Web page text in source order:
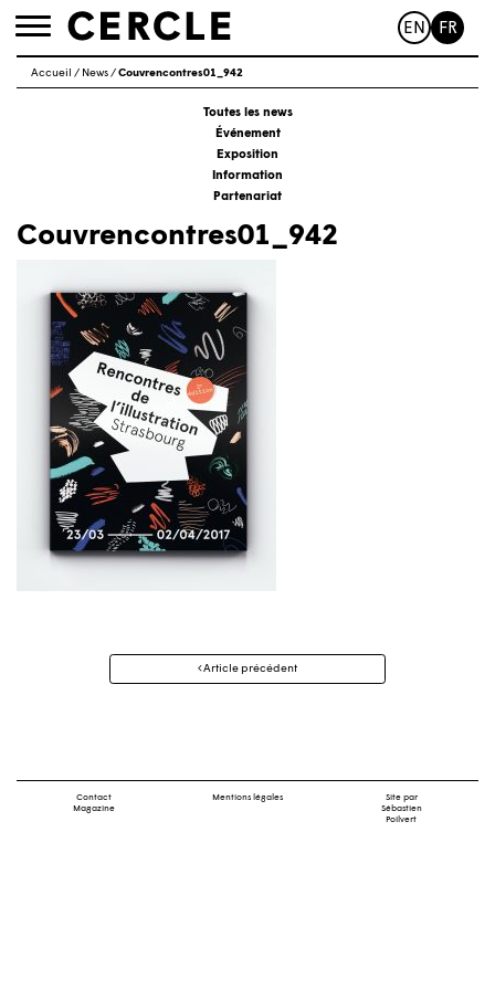
Toggle
EN FR
Accueil / News/Couvrencontres01_942
Toutes les news
Événement
Exposition
Information
Partenariat
Couvrencontres01_942
Navigation
Article précédent
Contact
Magazine
Mentions légales
Site par
Sébastien
Poilvert